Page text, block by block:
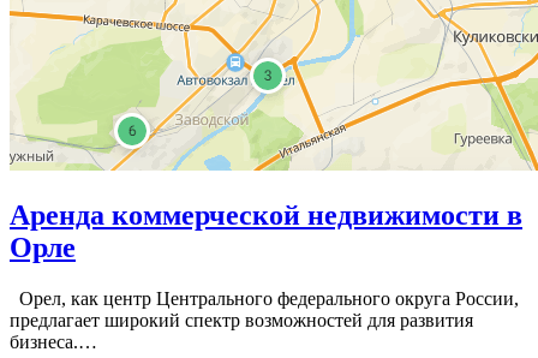
Аренда коммерческой недвижимости в
Орле
Орел, как центр Центрального федерального округа России,
предлагает широкий спектр возможностей для развития
бизнеса.…